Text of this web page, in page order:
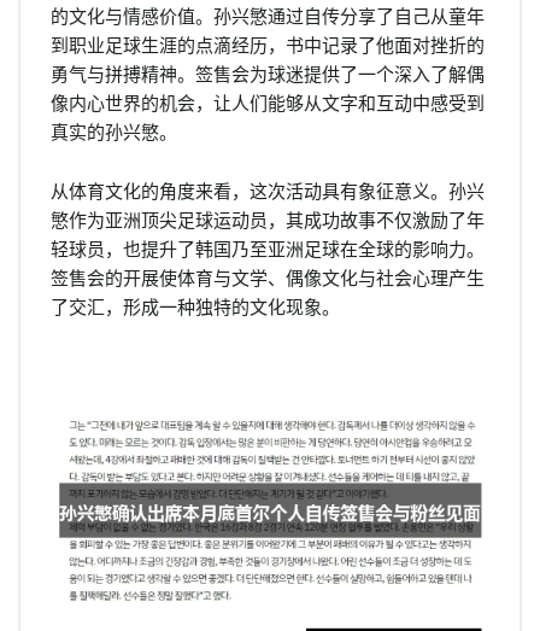
的文化与情感价值。孙兴慜通过自传分享了自己从童年
到职业足球生涯的点滴经历，书中记录了他面对挫折的
勇气与拼搏精神。签售会为球迷提供了一个深入了解偶
像内心世界的机会，让人们能够从文字和互动中感受到
真实的孙兴慜。
从体育文化的角度来看，这次活动具有象征意义。孙兴
慜作为亚洲顶尖足球运动员，其成功故事不仅激励了年
轻球员，也提升了韩国乃至亚洲足球在全球的影响力。
签售会的开展使体育与文学、偶像文化与社会心理产生
了交汇，形成一种独特的文化现象。